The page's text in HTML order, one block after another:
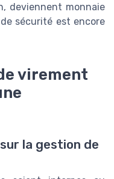
deviennent monnaie
sécurité est encore
virement
la gestion de